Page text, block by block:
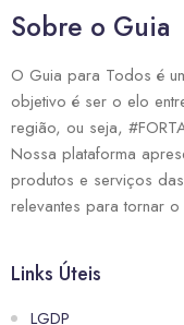
Sobre o Guia
O Guia para Todos é
objetivo é ser o elo
região, ou seja,
Nossa plataforma
produtos e serviços
relevantes para tornar
Links Úteis
LGDP